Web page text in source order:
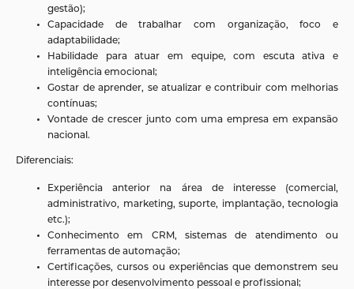
gestão);
Capacidade de trabalhar com organização, foco e
adaptabilidade;
Habilidade para atuar em equipe, com escuta ativa e
inteligência emocional;
Gostar de aprender, se atualizar e contribuir com melhorias
contínuas;
Vontade de crescer junto com uma empresa em expansão
nacional.
Diferenciais:
Experiência anterior na área de interesse (comercial,
administrativo, marketing, suporte, implantação, tecnologia
etc.);
Conhecimento em CRM, sistemas de atendimento ou
ferramentas de automação;
Certificações, cursos ou experiências que demonstrem seu
interesse por desenvolvimento pessoal e profissional;